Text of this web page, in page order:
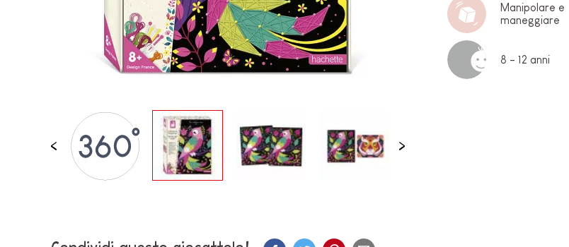
ARIA APERTA
LAVAGNE, MOBILI E
DECORACION
Manipolare e
maneggiare
8 - 12 anni